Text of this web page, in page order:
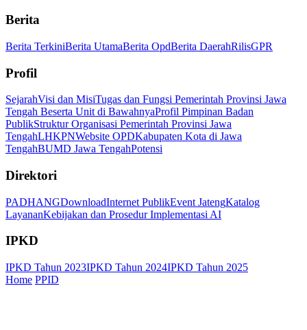
Berita
Berita TerkiniBerita UtamaBerita OpdBerita DaerahRilisGPR
Profil
SejarahVisi dan MisiTugas dan Fungsi Pemerintah Provinsi Jawa
Tengah Beserta Unit di BawahnyaProfil Pimpinan Badan
PublikStruktur Organisasi Pemerintah Provinsi Jawa
TengahLHKPNWebsite OPDKabupaten Kota di Jawa
TengahBUMD Jawa TengahPotensi
Direktori
PADHANGDownloadInternet PublikEvent JatengKatalog
LayananKebijakan dan Prosedur Implementasi AI
IPKD
IPKD Tahun 2023IPKD Tahun 2024IPKD Tahun 2025
Home PPID